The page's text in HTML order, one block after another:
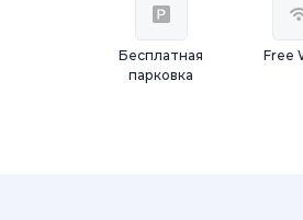
Бесплатная
парковка
Free